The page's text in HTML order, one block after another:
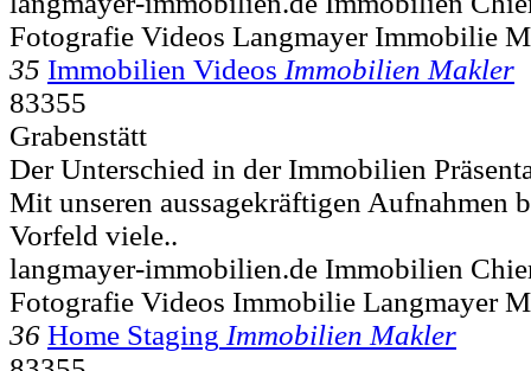
Fotografie Videos Langmayer Immobilie
35 Immobilien Videos Immobilien Makler
83355
Grabenstätt
Der Unterschied in der Immobilien
Mit unseren aussagekräftigen Aufnahmen
Vorfeld viele..
langmayer-immobilien.de Immobilien
Fotografie Videos Immobilie Langmayer
36 Home Staging Immobilien Makler